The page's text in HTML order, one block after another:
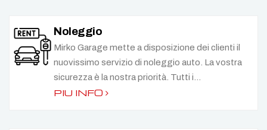
Noleggio
Mirko Garage mette a disposizione dei clienti il
nuovissimo servizio di noleggio auto. La vostra
sicurezza è la nostra priorità. Tutti i...
PIU INFO